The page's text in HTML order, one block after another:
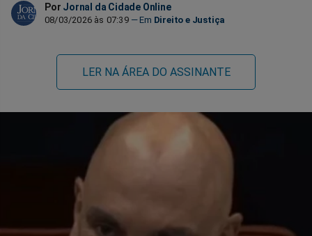
Por Jornal da Cidade Online
08/03/2026 às 07:39 Direito e Justiça
LER NA ÁREA DO ASSINANTE